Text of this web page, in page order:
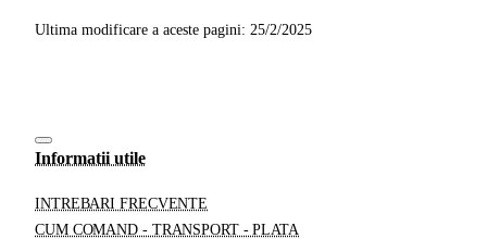
Ultima modificare a aceste pagini: 25/2/2025
Informatii utile
INTREBARI FRECVENTE
CUM COMAND - TRANSPORT - PLATA